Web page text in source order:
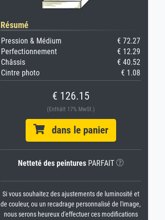
Résumé
Pression & Médium
€ 72.27
Perfectionnement
€ 12.29
Châssis
€ 40.52
Cintre photo
€ 1.08
€ 126.15
(Enthält 17% MwSt.)
dans le panier
Netteté des peinturesPARFAIT
Si vous souhaitez des ajustements de luminosité et
de couleur, ou un recadrage personnalisé de l'image,
nous serons heureux d'effectuer ces modifications